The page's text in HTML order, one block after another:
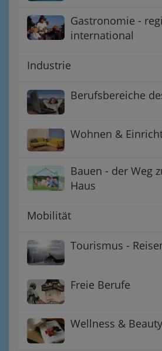
Gastronomie -
international
Industrie
Berufsbereiche
Wohnen &
Bauen - der Weg
Haus
Mobilität
Tourismus -
Freie Berufe
Wellness & Beauty